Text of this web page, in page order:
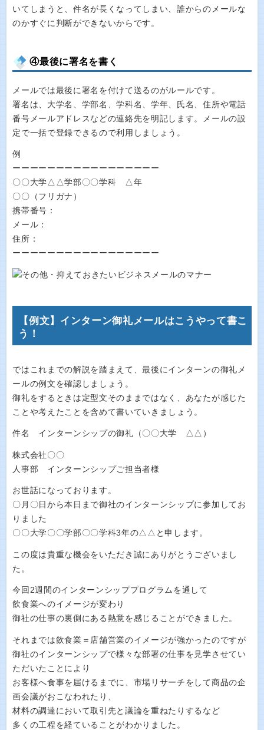
いてしまうと、件名が長くなってしまい、誰からのメールな
のかすぐに判断ができないからです。
④最後に署名を書く
メールでは最後に署名を付けて送るのがルールです。
署名は、大学名、学部名、学科名、学年、氏名、住所や電話
番号メールアドレスなどの連絡先を明記します。メールの設
定で一括で登録できるので利用しましょう。
例
ーーーーーーーーーーーーーーーーー
〇〇大学△△学部〇〇学科 △年
〇〇（フリガナ）
携帯番号：
メール：
住所：
ーーーーーーーーーーーーーーーーー
【例文】インターン御礼メールはこうやって書こ
う！
ではこれまでの解説を踏まえて、最後にインターンの御礼メ
ールの例文を確認しましょう。
御礼をするときは定型文そのままではなく、あなたが感じた
ことや考えたことを含めて書いていきましょう。
件名 インターンシップの御礼（〇〇大学 △△）
株式会社〇〇
人事部 インターンシップご担当者様
お世話になっております。
〇月〇日から本日まで御社のインターンシップに参加してお
りました
〇〇大学〇〇学部〇〇学科3年の△△と申します。
この度は貴重な機会をいただき誠にありがとうございまし
た。
今回2週間のインターンシッププログラムを通して
飲食業へのイメージが変わり
御社の仕事の裏側にある熱意を感じることができました。
それまでは飲食業＝店舗営業のイメージが強かったのですが
御社のインターンシップで様々な部署の仕事を見学させてい
ただいたことにより
お客様へ食事を届けるまでに、市場リサーチをして商品の企
画会議がおこなわれたり、
材料の調達において取引先と議論を重ねたりするなど
多くの工程を経ていることがわかりました。